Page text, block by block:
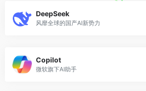
DeepSeek
风靡全球的国产AI新势力
Copilot
微软旗下AI助手